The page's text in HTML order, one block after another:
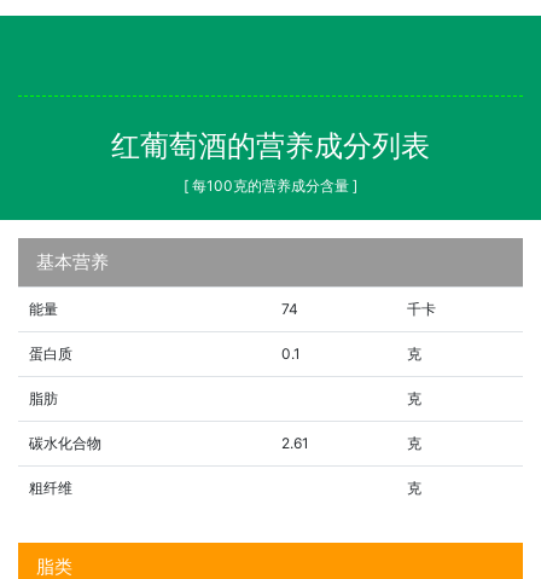
红葡萄酒的营养成分列表
[ 每100克的营养成分含量 ]
基本营养
能量 74 千卡
蛋白质 0.1 克
脂肪 克
碳水化合物 2.61 克
粗纤维 克
脂类